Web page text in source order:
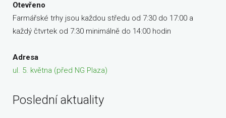
Otevřeno
Farmářské trhy jsou každou středu od 7:30 do 17:00 a
každý čtvrtek od 7:30 minimálně do 14:00 hodin
Adresa
ul. 5. května (před NG Plaza)
Poslední aktuality